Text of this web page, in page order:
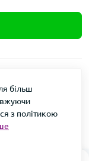
більш
з політикою